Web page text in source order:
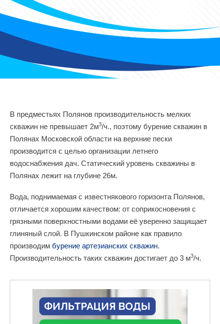
В предместьях Полянов производительность мелких
скважин не превышает 2м3/ч., поэтому бурение скважин в
Полянах Московской области на верхние пески
производится с целью организации летнего
водоснабжения дач. Статический уровень скважины в
Полянах лежит на глубине 26м.
Вода, поднимаемая с известнякового горизонта Полянов,
отличается хорошим качеством: от соприкосновения с
грязными поверхностными водами её уверенно защищает
глиняный слой. В Пушкинском районе как правило
производим бурение артезианских скважин.
Производительность таких скважин достигает до 3 м3/ч.